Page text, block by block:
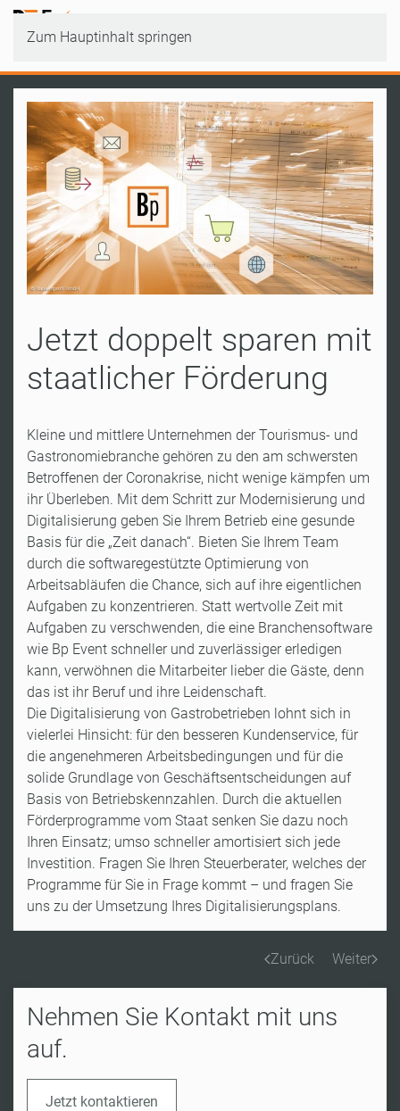
Zum Hauptinhalt springen
Jetzt doppelt sparen mit
staatlicher Förderung
Kleine und mittlere Unternehmen der Tourismus- und
Gastronomiebranche gehören zu den am schwersten
Betroffenen der Coronakrise, nicht wenige kämpfen um
ihr Überleben. Mit dem Schritt zur Modernisierung und
Digitalisierung geben Sie Ihrem Betrieb eine gesunde
Basis für die „Zeit danach“. Bieten Sie Ihrem Team
durch die softwaregestützte Optimierung von
Arbeitsabläufen die Chance, sich auf ihre eigentlichen
Aufgaben zu konzentrieren. Statt wertvolle Zeit mit
Aufgaben zu verschwenden, die eine Branchensoftware
wie Bp Event schneller und zuverlässiger erledigen
kann, verwöhnen die Mitarbeiter lieber die Gäste, denn
das ist ihr Beruf und ihre Leidenschaft.
Die Digitalisierung von Gastrobetrieben lohnt sich in
vielerlei Hinsicht: für den besseren Kundenservice, für
die angenehmeren Arbeitsbedingungen und für die
solide Grundlage von Geschäftsentscheidungen auf
Basis von Betriebskennzahlen. Durch die aktuellen
Förderprogramme vom Staat senken Sie dazu noch
Ihren Einsatz; umso schneller amortisiert sich jede
Investition. Fragen Sie Ihren Steuerberater, welches der
Programme für Sie in Frage kommt – und fragen Sie
uns zu der Umsetzung Ihres Digitalisierungsplans.
Zurück Weiter
Nehmen Sie Kontakt mit uns
auf.
Jetzt kontaktieren